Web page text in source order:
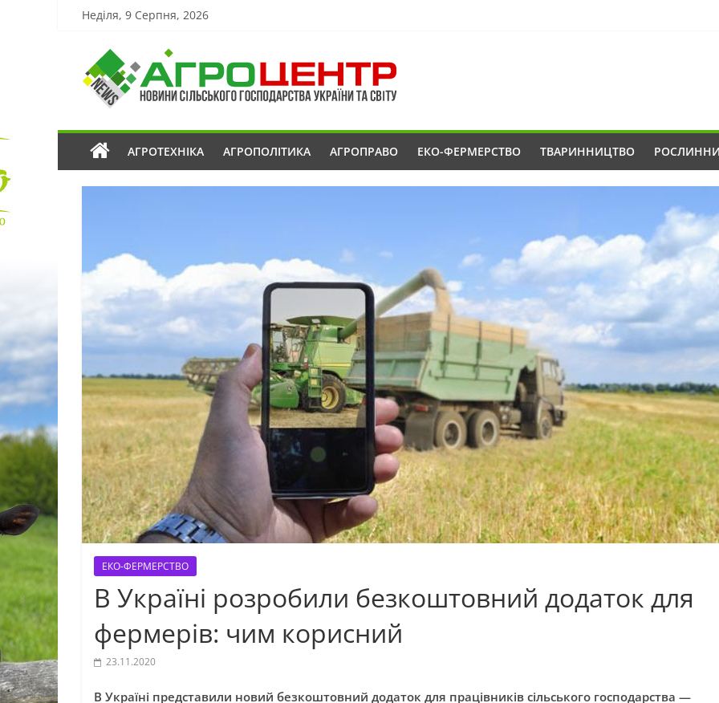
Неділя, 9 Серпня, 2026
АГРОТЕХНІКА АГРОПОЛІТИКА АГРОПРАВО ЕКО-ФЕРМЕРСТВО ТВАРИННИЦТВО
ЕКО-ФЕРМЕРСТВО
В Україні розробили безкоштовний додаток для
фермерів: чим корисний
23.11.2020
В Україні представили новий безкоштовний додаток для працівників сільського господарства —